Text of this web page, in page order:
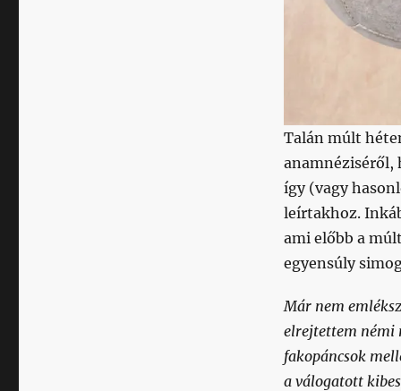
Talán múlt
anamnéziséről,
így (vagy
leírtakhoz.
ami előbb a
egyensúly
Már nem
elrejtettem némi
fakopáncsok
a válogatott